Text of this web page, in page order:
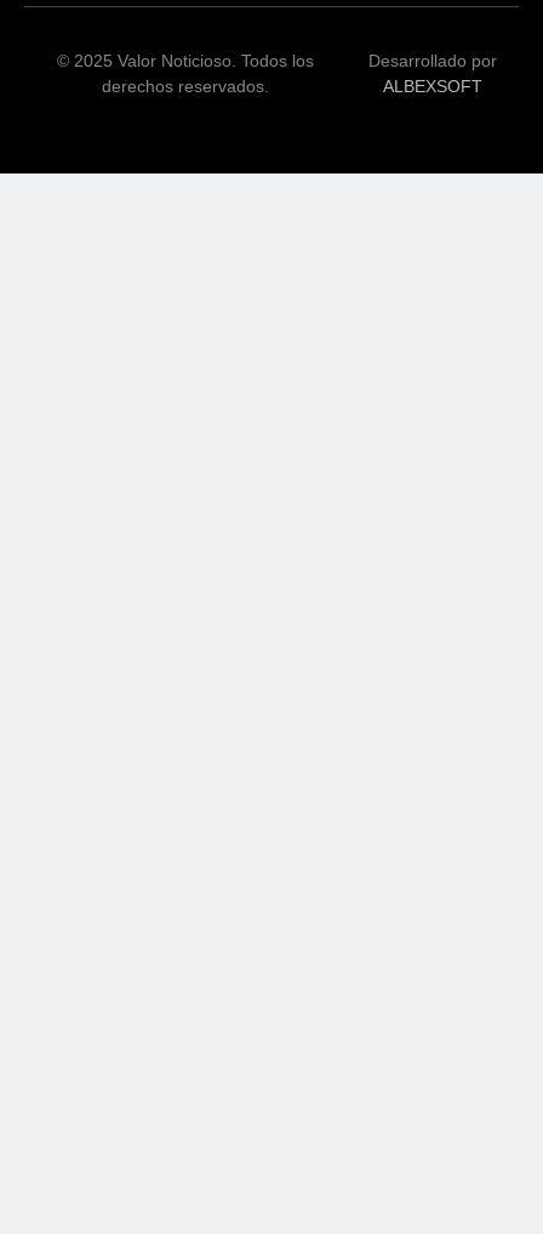
© 2025 Valor Noticioso. Todos los
derechos reservados.
Desarrollado por
ALBEXSOFT